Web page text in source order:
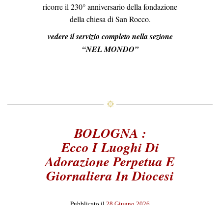
ricorre il 230° anniversario della fondazione
della chiesa di San Rocco.
vedere il servizio completo nella sezione
“NEL MONDO”
BOLOGNA :
Ecco I Luoghi Di
Adorazione Perpetua E
Giornaliera In Diocesi